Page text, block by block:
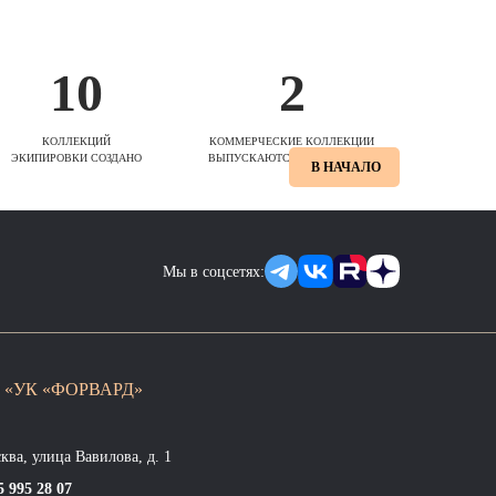
10
КОЛЛЕКЦИЙ
ЭКИПИРОВКИ СОЗДАНО
2
КОММЕРЧЕСКИЕ КОЛЛЕКЦИИ
ВЫПУСКАЮТСЯ ЕЖЕСЕЗОННО
В НАЧАЛО
Мы в соцсетях:
«ФОРВАРД»
улица Вавилова, д. 1
995 28 07